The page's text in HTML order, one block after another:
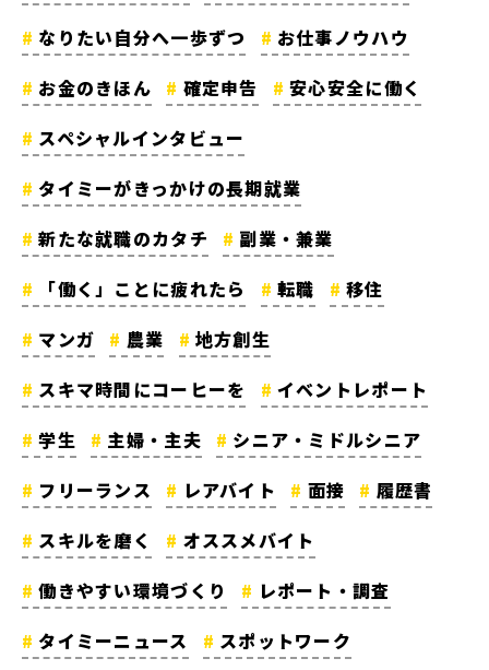
なりたい自分へ一歩ずつ
お仕事ノウハウ
お金のきほん
確定申告
安心安全に働く
スペシャルインタビュー
タイミーがきっかけの長期就業
新たな就職のカタチ
副業・兼業
「働く」ことに疲れたら
転職
移住
マンガ
農業
地方創生
スキマ時間にコーヒーを
イベントレポート
学生
主婦・主夫
シニア・ミドルシニア
フリーランス
レアバイト 面接
履歴書
スキルを磨く
オススメバイト
働きやすい環境づくり
レポート・調査
タイミーニュース
スポットワーク